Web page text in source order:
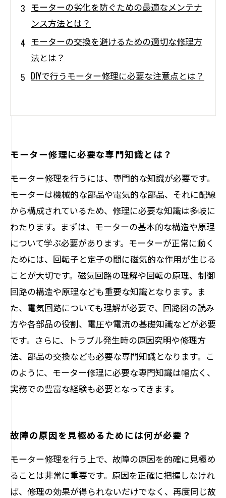
モーターの劣化を防ぐための最適なメンテナ
ンス方法とは？
モーターの交換を避けるための適切な修理方
法とは？
DIYで行うモーター修理に必要な注意点とは？
モーター修理に必要な専門知識とは？
モーター修理を行うには、専門的な知識が必要です。
モーターは機械的な部品や電気的な部品、それに配線
から構成されているため、修理に必要な知識は多岐に
わたります。まずは、モーターの基本的な構造や原理
について学ぶ必要があります。モーターが正常に動く
ためには、回転子と定子の間に磁気的な作用が生じる
ことが大切です。磁気回路の理解や回転の原理、制御
回路の構造や原理なども重要な知識となります。ま
た、電気回路についても理解が必要で、回路図の読み
方や各部品の役割、電圧や電流の基礎知識などが必要
です。さらに、トラブル発生時の原因究明や修理方
法、部品の交換なども必要な専門知識となります。こ
のように、モーター修理に必要な専門知識は幅広く、
実務での豊富な経験も必要となってきます。
故障の原因を見極めるためには何が必要？
モーター修理を行う上で、故障の原因を的確に見極め
ることは非常に重要です。原因を正確に把握しなけれ
ば、修理の効果が得られないだけでなく、再度同じ故